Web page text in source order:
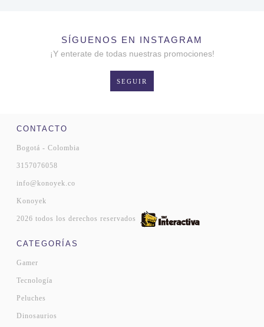
SÍGUENOS EN INSTAGRAM
¡Y enterate de todas nuestras promociones!
SEGUIR
CONTACTO
Bogotá - Colombia
3157076058
info@konoyek.co
Konoyek
2026 todos los derechos reservados
CATEGORÍAS
Gamer
Tecnología
Peluches
Dinosaurios